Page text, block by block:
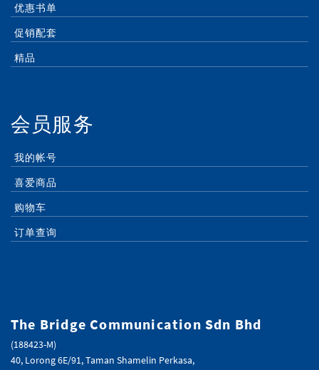
优惠书单
促销配套
精品
会员服务
我的帐号
喜爱商品
购物车
订单查询
The Bridge Communication Sdn Bhd
(188423-M)
40, Lorong 6E/91, Taman Shamelin Perkasa,